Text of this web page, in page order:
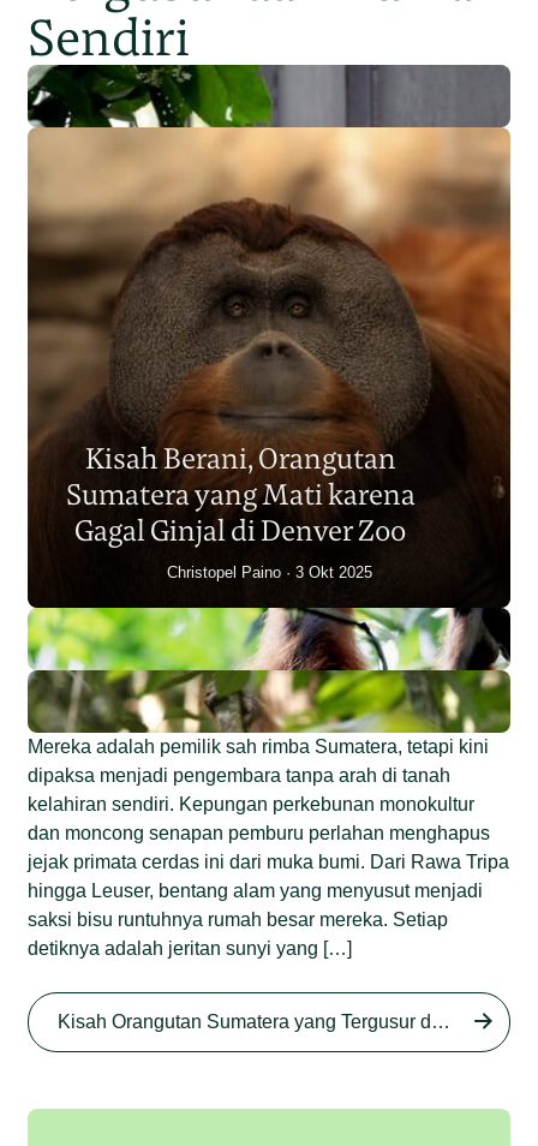
Sendiri
Populasi Orangutan
Sumatera Berkurang 2.700
Individu dalam Satu Dekade?
Junaidi Hanafiah 14 Jul 2026
Kisah Berani, Orangutan
Sumatera yang Mati karena
Gagal Ginjal di Denver Zoo
Christopel Paino 3 Okt 2025
Sumatera di Rawa Tripa
Junaidi Hanafiah 27 Agu 2025
Begini Modus Perburuan
Mereka adalah pemilik sah rimba Sumatera, tetapi kini
dipaksa menjadi pengembara tanpa arah di tanah
kelahiran sendiri. Kepungan perkebunan monokultur
dan moncong senapan pemburu perlahan menghapus
jejak primata cerdas ini dari muka bumi. Dari Rawa Tripa
hingga Leuser, bentang alam yang menyusut menjadi
saksi bisu runtuhnya rumah besar mereka. Setiap
detiknya adalah jeritan sunyi yang […]
Kisah Orangutan Sumatera yang Tergusur dari Rumah Sendiri series